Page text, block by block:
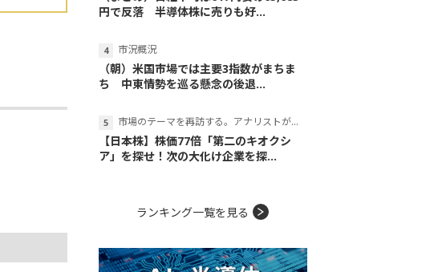
円で反落 半導体株に売りも好...
市況概況
（朝）米国市場では主要3指数がまちま
ち 中東情勢を巡る懸念の後退...
市場のテーマを再訪する。アナリストが読み解くテーマの本質
【日本株】株価77倍「第二のキオクシ
ア」を探せ！次の大化け企業を探...
ランキング一覧を見る